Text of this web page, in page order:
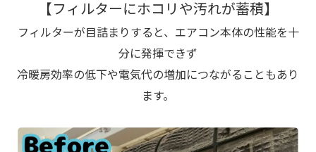
【フィルターにホコリや汚れが蓄積】
フィルターが目詰まりすると、エアコン本体の性能を十
分に発揮できず
冷暖房効率の低下や電気代の増加につながることもあり
ます。